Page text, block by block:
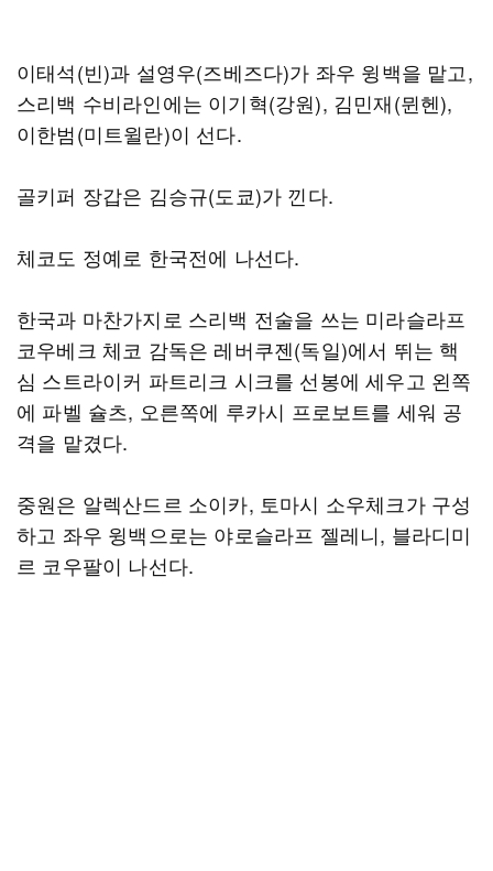
이태석(빈)과 설영우(즈베즈다)가 좌우 윙백을 맡고,
스리백 수비라인에는 이기혁(강원), 김민재(뮌헨),
이한범(미트윌란)이 선다.
골키퍼 장갑은 김승규(도쿄)가 낀다.
체코도 정예로 한국전에 나선다.
한국과 마찬가지로 스리백 전술을 쓰는 미라슬라프
코우베크 체코 감독은 레버쿠젠(독일)에서 뛰는 핵
심 스트라이커 파트리크 시크를 선봉에 세우고 왼쪽
에 파벨 슐츠, 오른쪽에 루카시 프로보트를 세워 공
격을 맡겼다.
중원은 알렉산드르 소이카, 토마시 소우체크가 구성
하고 좌우 윙백으로는 야로슬라프 젤레니, 블라디미
르 코우팔이 나선다.